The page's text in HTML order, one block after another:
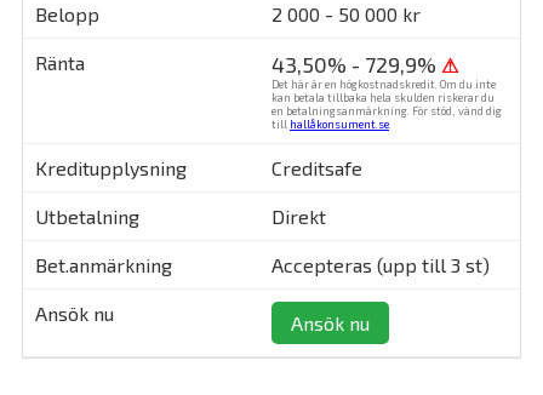
2 000 - 50 000 kr
43,50% - 729,9% ⚠
Det här är en högkostnadskredit. Om du inte
kan betala tillbaka hela skulden riskerar du
en betalningsanmärkning. För stöd, vänd dig
till hallåkonsument.se
Creditsafe
Direkt
Accepteras (upp till 3 st)
Ansök nu